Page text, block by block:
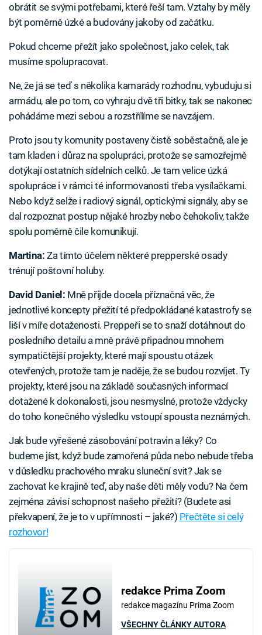
obrátit se svými potřebami, které řeší tam. Vztahy by měly
být poměrně úzké a budovány jakoby od začátku.
Pokud chceme přežít jako společnost, jako celek, tak
musíme spolupracovat.
Ne, že já se teď s několika kamarády rozhodnu, vybuduju si
armádu, ale po tom, co vyhraju dvě tři bitky, tak se nakonec
pohádáme mezi sebou a rozstřílíme se navzájem.
Proto jsou ty komunity postaveny čistě soběstačně, ale je
tam kladen i důraz na spolupráci, protože se samozřejmě
dotýkají ostatních sídelních celků. Je tam velice úzká
spolupráce i v rámci té informovanosti třeba vysílačkami.
Nebo když selže i radiový signál, optickými signály, aby se
dal rozpoznat postup nějaké hrozby nebo čehokoliv, takže
spolu poměrně čile komunikují.
Martina: Za tímto účelem některé prepperské osady
trénují poštovní holuby.
David Daniel: Mně přijde docela příznačná věc, že
jednotlivé koncepty přežití té předpokládané katastrofy se
liší v míře dotaženosti. Preppeři se to snaží dotáhnout do
posledního detailu a mně právě připadnou mnohem
sympatičtější projekty, které mají spoustu otázek
otevřených, protože tam je naděje, že se budou rozvíjet. Ty
projekty, které jsou na základě současných informací
dotažené k dokonalosti, jsou nesmyslné, protože vždycky
do toho konečného výsledku vstoupí spousta neznámých.
Jak bude vyřešené zásobování potravin a léky? Co
budeme jíst, když bude zamořená půda nebo nebude třeba
v důsledku prachového mraku sluneční svit? Jak se
zachovat ke krajině teď, aby naše děti měly vodu? Na čem
zejména závisí schopnost našeho přežití? (Budete asi
překvapení, že je to v upřímnosti – jaké?) Přečtěte si celý
rozhovor!
redakce Prima Zoom
redakce magazínu Prima Zoom
VŠECHNY ČLÁNKY AUTORA